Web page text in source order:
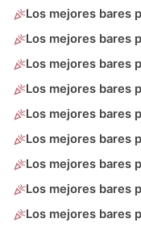
Los mejores bares
Los mejores bares
Los mejores bares
Los mejores bares
Los mejores bares
Los mejores bares
Los mejores bares
Los mejores bares
Los mejores bares